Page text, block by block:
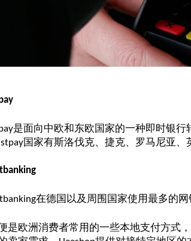
是面向中欧和东欧国家的一种即时银
国家有斯洛伐克、捷克、罗马尼亚、
在德国以及周围国家使用最多的
是欧洲消费者常用的一些本地支付方式，